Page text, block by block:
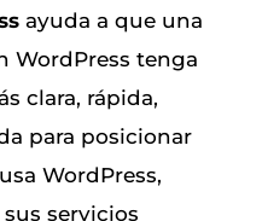
ayuda a que una
WordPress tenga
clara, rápida,
para posicionar
WordPress,
servicios